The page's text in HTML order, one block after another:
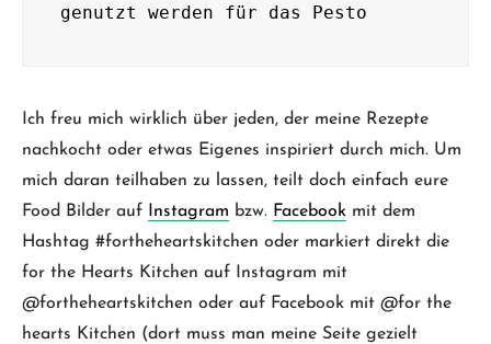
genutzt werden für das Pesto
Ich freu mich wirklich über jeden, der meine Rezepte
nachkocht oder etwas Eigenes inspiriert durch mich. Um
mich daran teilhaben zu lassen, teilt doch einfach eure
Food Bilder auf
Instagram bzw. Facebook mit dem
Hashtag #fortheheartskitchen oder markiert direkt die
for the Hearts Kitchen auf Instagram mit
@fortheheartskitchen oder auf Facebook mit @for the
hearts Kitchen (dort muss man meine Seite gezielt